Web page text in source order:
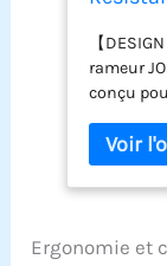
8
Peu
【
rameur
conçu
125 cm.
l'appareil
Ergonomie et